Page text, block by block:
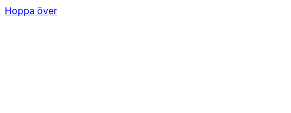
Hoppa över